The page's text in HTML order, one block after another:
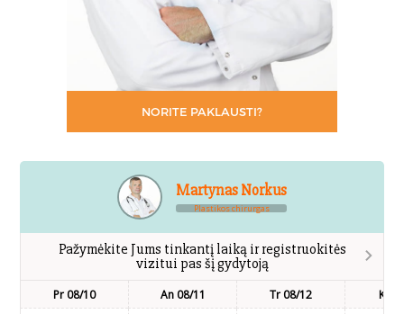
NORITE PAKLAUSTI?
Martynas Norkus
Plastikos chirurgas
Pažymėkite Jums tinkantį laiką ir registruokitės
vizitui pas šį gydytoją
Pr 08/10 An 08/11 Tr 08/12 Kt